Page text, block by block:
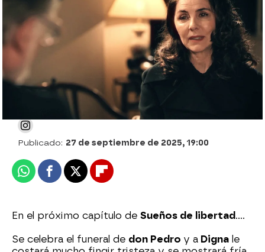
Damián asfixia a don Pedro... ¡En un
ataque de locura!
Julia Zapata López
Publicado: 27 de septiembre de 2025, 19:00
WhatsappFacebook
X Flipboard
En el próximo capítulo de Sueños de libertad ….
Se celebra el funeral de don Pedro y a Digna le